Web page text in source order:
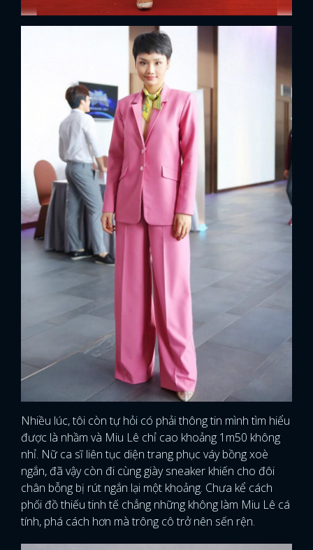
Nhiều lúc, tôi còn tự hỏi có phải thông tin mình tìm hiểu
được là nhầm và Miu Lê chỉ cao khoảng 1m50 không
nhỉ. Nữ ca sĩ liên tục diện trang phục váy bồng xoè
ngắn, đã vậy còn đi cùng giày sneaker khiến cho đôi
chân bỗng bị rút ngắn lại một khoảng. Chưa kể cách
phối đồ thiếu tinh tế chẳng những không làm Miu Lê cá
tính, phá cách hơn mà trông cô trở nên sến rện.